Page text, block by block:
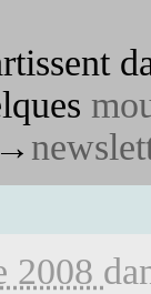
→
2008